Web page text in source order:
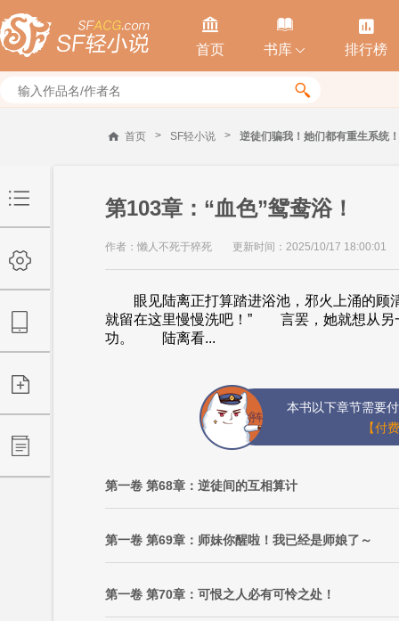

首页

书库 

排行榜

首页 > SF轻小说 > 逆徒们骗我！她们都有重生系统！
第103章：“血色”鸳鸯浴！
作者：懒人不死于猝死 更新时间：2025/10/17 18:00:01
眼见陆离正打算踏进浴池，邪火上涌的
就留在这里慢慢洗吧！” 言罢，她就想从另
功。 陆离看...
本书以下章节需要
【付
第一卷 第68章：逆徒间的互相算计
第一卷 第69章：师妹你醒啦！我已经是师娘了～
第一卷 第70章：可恨之人必有可怜之处！